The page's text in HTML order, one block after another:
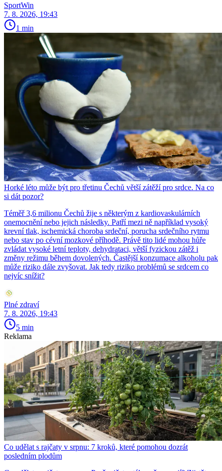
SportWin
7. 8. 2026, 19:43
1 min
Horké léto může být pro třetinu Čechů větší zátěží pro srdce. Na co
si dát pozor?
Téměř 3,6 milionu Čechů žije s některým z kardiovaskulárních
onemocnění nebo jejich následky. Patří mezi ně například vysoký
krevní tlak, ischemická choroba srdeční, porucha srdečního rytmu
nebo stav po cévní mozkové příhodě. Právě tito lidé mohou hůře
zvládat vysoké letní teploty, dehydrataci, větší fyzickou zátěž i
změny režimu během dovolených. Častější konzumace alkoholu pak
může riziko dále zvyšovat. Jak tedy riziko problémů se srdcem co
nejvíc snížit?
Plné zdraví
7. 8. 2026, 19:43
5 min
Reklama
Co udělat s rajčaty v srpnu: 7 kroků, které pomohou dozrát
posledním plodům